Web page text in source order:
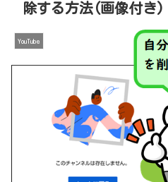
除する方法(画像付き)
YouTube